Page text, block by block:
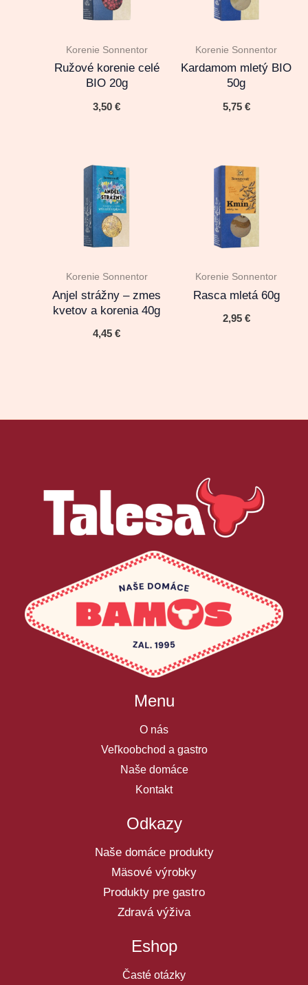
Korenie Sonnentor
Ružové korenie celé
BIO 20g
3,50€
Korenie Sonnentor
Kardamom mletý BIO
50g
5,75 €
Korenie Sonnentor
Anjel strážny – zmes
kvetov a korenia 40g
4,45€
Korenie Sonnentor
Rasca mletá 60g
2,95 €
Menu
O nás
Veľkoobchod a gastro
Naše domáce
Kontakt
Odkazy
Naše domáce produkty
Mäsové výrobky
Produkty pre gastro
Zdravá výživa
Eshop
Časté otázky